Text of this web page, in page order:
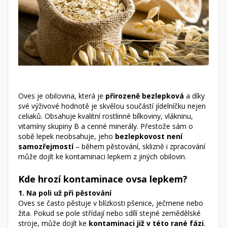
Oves je obilovina, která je přirozeně bezlepková a díky
své výživové hodnotě je skvělou součástí jídelníčku nejen
celiaků. Obsahuje kvalitní rostlinné bílkoviny, vlákninu,
vitamíny skupiny B a cenné minerály. Přestože sám o
sobě lepek neobsahuje, jeho bezlepkovost není
samozřejmostí– během pěstování, sklizně i zpracování
může dojít ke kontaminaci lepkem z jiných obilovin.
Kde hrozí kontaminace ovsa lepkem?
1. Na poli už při pěstování
Oves se často pěstuje v blízkosti pšenice, ječmene nebo
žita. Pokud se pole střídají nebo sdílí stejné zemědělské
stroje, může dojít ke kontaminaci již v této rané fázi.